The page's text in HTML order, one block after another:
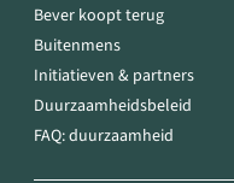
Bever koopt terug
Buitenmens
Initiatieven & partners
Duurzaamheidsbeleid
FAQ: duurzaamheid